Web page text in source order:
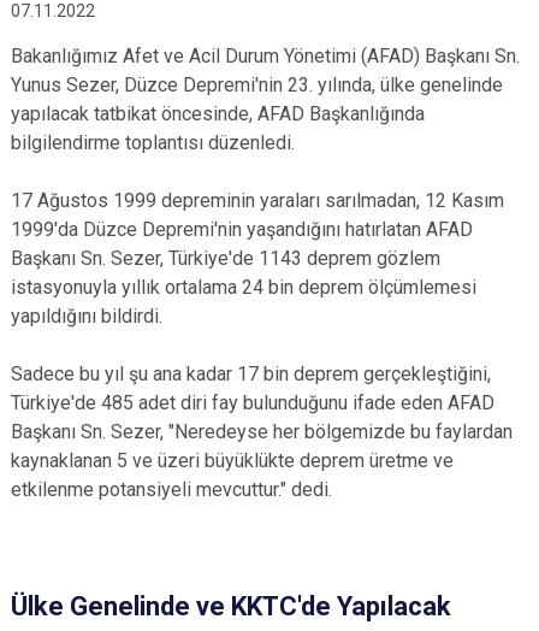
07.11.2022
Bakanlığımız Afet ve Acil Durum Yönetimi (AFAD) Başkanı Sn.
Yunus Sezer, Düzce Depremi'nin 23. yılında, ülke genelinde
yapılacak tatbikat öncesinde, AFAD Başkanlığında
bilgilendirme toplantısı düzenledi.
17 Ağustos 1999 depreminin yaraları sarılmadan, 12 Kasım
1999'da Düzce Depremi'nin yaşandığını hatırlatan AFAD
Başkanı Sn. Sezer, Türkiye'de 1143 deprem gözlem
istasyonuyla yıllık ortalama 24 bin deprem ölçümlemesi
yapıldığını bildirdi.
Sadece bu yıl şu ana kadar 17 bin deprem gerçekleştiğini,
Türkiye'de 485 adet diri fay bulunduğunu ifade eden AFAD
Başkanı Sn. Sezer, "Neredeyse her bölgemizde bu faylardan
kaynaklanan 5 ve üzeri büyüklükte deprem üretme ve
etkilenme potansiyeli mevcuttur." dedi.
Ülke Genelinde ve KKTC'de Yapılacak